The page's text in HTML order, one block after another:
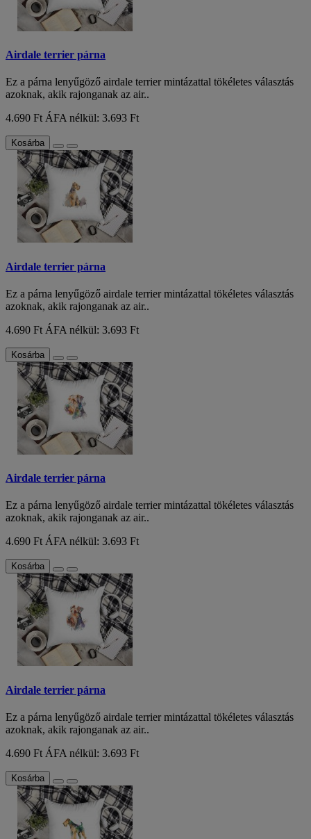
Airdale terrier párna
Ez a párna lenyűgöző airdale terrier mintázattal tökéletes választás
azoknak, akik rajonganak az air..
4.690 FtÁFA nélkül: 3.693 Ft
Kosárba
Airdale terrier párna
Ez a párna lenyűgöző airdale terrier mintázattal tökéletes választás
azoknak, akik rajonganak az air..
4.690 Ft ÁFA nélkül: 3.693 Ft
Kosárba
Airdale terrier párna
Ez a párna lenyűgöző airdale terrier mintázattal tökéletes választás
azoknak, akik rajonganak az air..
4.690 FtÁFA nélkül: 3.693 Ft
Kosárba
Airdale terrier párna
Ez a párna lenyűgöző airdale terrier mintázattal tökéletes választás
azoknak, akik rajonganak az air..
4.690 Ft ÁFA nélkül: 3.693 Ft
Kosárba